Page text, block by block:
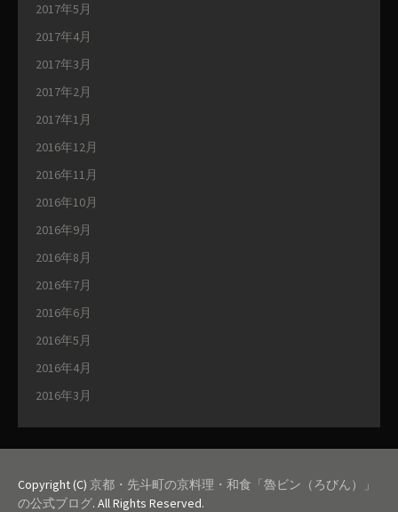
2017年5月
2017年4月
2017年3月
2017年2月
2017年1月
2016年12月
2016年11月
2016年10月
2016年9月
2016年8月
2016年7月
2016年6月
2016年5月
2016年4月
2016年3月
Copyright (C) 京都・先斗町の京料理・和食「魯ビン（ろびん）」
の公式ブログ. All Rights Reserved.